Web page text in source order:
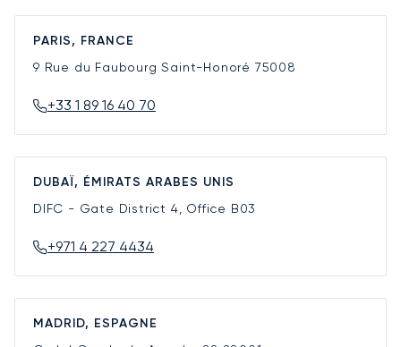
PARIS, FRANCE
9 Rue du Faubourg Saint-Honoré 75008
+33 1 89 16 40 70
DUBAÏ, ÉMIRATS ARABES UNIS
DIFC - Gate District 4, Office B03
+971 4 227 4434
MADRID, ESPAGNE